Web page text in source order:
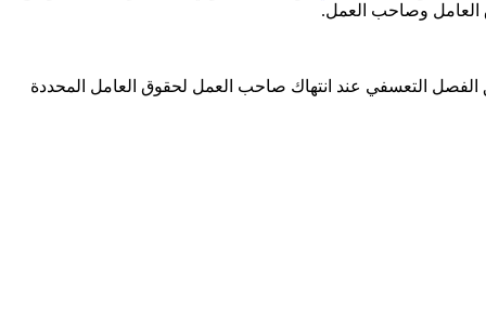
العامل وصاحب العمل.
التعسفي عند انتهاك صاحب العمل لحقوق العامل المحددة